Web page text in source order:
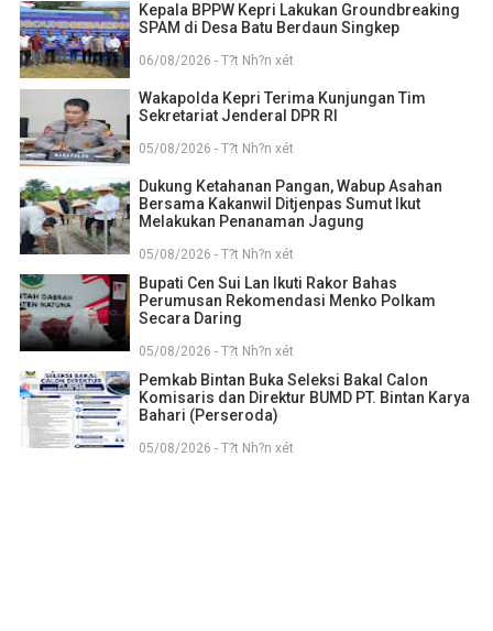
Kepala BPPW Kepri Lakukan Groundbreaking
SPAM di Desa Batu Berdaun Singkep
06/08/2026 - T?t Nh?n xét
Wakapolda Kepri Terima Kunjungan Tim
Sekretariat Jenderal DPR RI
05/08/2026 - T?t Nh?n xét
Dukung Ketahanan Pangan, Wabup Asahan
Bersama Kakanwil Ditjenpas Sumut Ikut
Melakukan Penanaman Jagung
05/08/2026 - T?t Nh?n xét
Bupati Cen Sui Lan Ikuti Rakor Bahas
Perumusan Rekomendasi Menko Polkam
Secara Daring
05/08/2026 - T?t Nh?n xét
Pemkab Bintan Buka Seleksi Bakal Calon
Komisaris dan Direktur BUMD PT. Bintan Karya
Bahari (Perseroda)
05/08/2026 - T?t Nh?n xét